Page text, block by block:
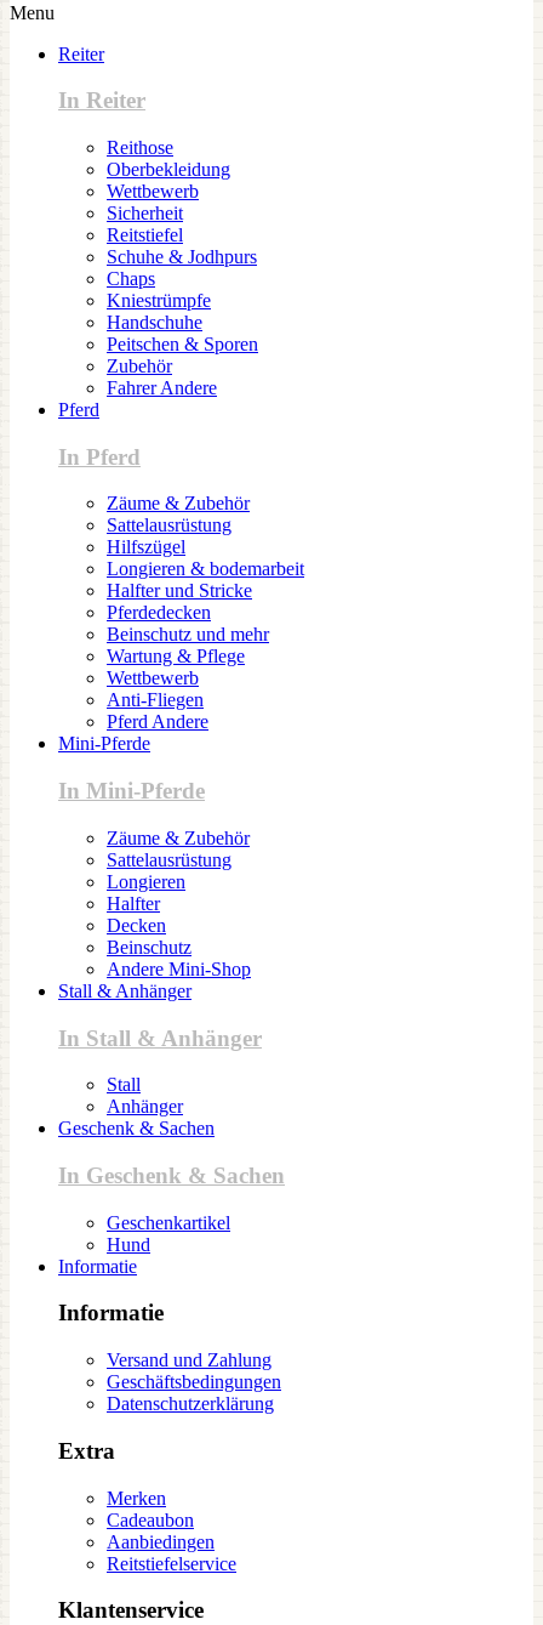
Menu
Reiter
In Reiter
Reithose
Oberbekleidung
Wettbewerb
Sicherheit
Reitstiefel
Schuhe & Jodhpurs
Chaps
Kniestrümpfe
Handschuhe
Peitschen & Sporen
Zubehör
Fahrer Andere
Pferd
In Pferd
Zäume & Zubehör
Sattelausrüstung
Hilfszügel
Longieren & bodemarbeit
Halfter und Stricke
Pferdedecken
Beinschutz und mehr
Wartung & Pflege
Wettbewerb
Anti-Fliegen
Pferd Andere
Mini-Pferde
In Mini-Pferde
Zäume & Zubehör
Sattelausrüstung
Longieren
Halfter
Decken
Beinschutz
Andere Mini-Shop
Stall & Anhänger
In Stall & Anhänger
Stall
Anhänger
Geschenk & Sachen
In Geschenk & Sachen
Geschenkartikel
Hund
Informatie
Informatie
Versand und Zahlung
Geschäftsbedingungen
Datenschutzerklärung
Extra
Merken
Cadeaubon
Aanbiedingen
Reitstiefelservice
Klantenservice